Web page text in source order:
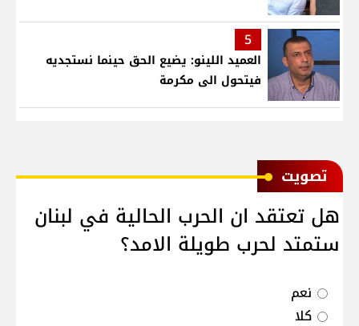
5
العميد اللينو: يضيع الحق حينما نستجديه
فيتحول الى مكرمة
ﺗﺼﻮﻳﺖ
هل تعتقد ان الحرب الحالية في لبنان
ستمتد لحرب طويلة الامد؟
نعم
كلا